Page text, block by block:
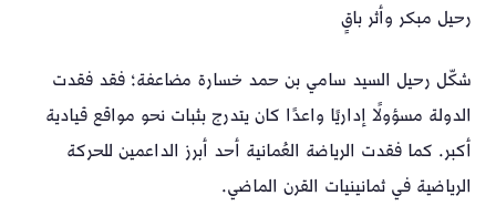
رحيل مبكر وأثر باقٍ
شكّل رحيل السيد سامي بن حمد خسارة مضاعفة؛ فقد فقدت
الدولة مسؤولًا إداريًا واعدًا كان يتدرج بثبات نحو مواقع قيادية
أكبر. كما فقدت الرياضة العُمانية أحد أبرز الداعمين للحركة
الرياضية في ثمانينيات القرن الماضي.